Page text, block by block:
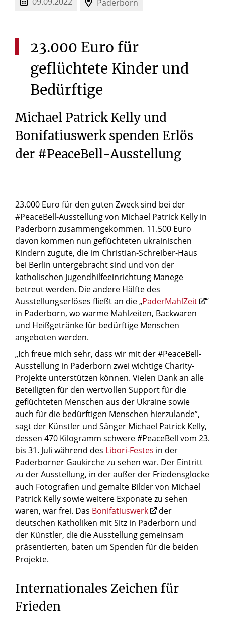
Paderborn
23.000 Euro für
geflüchtete Kinder und
Bedürftige
Michael Patrick Kelly und
Bonifatiuswerk spenden Erlös
der #PeaceBell-Ausstellung
23.000 Euro für den guten Zweck sind bei der
#PeaceBell-Ausstellung von Michael Patrick Kelly in
Paderborn zusammengekommen. 11.500 Euro
davon kommen nun geflüchteten ukrainischen
Kindern zugute, die im Christian-Schreiber-Haus
bei Berlin untergebracht sind und von der
katholischen Jugendhilfeeinrichtung Manege
betreut werden. Die andere Hälfte des
Ausstellungserlöses fließt an die „PaderMahlZeit
“
in Paderborn, wo warme Mahlzeiten, Backwaren
und Heißgetränke für bedürftige Menschen
angeboten werden.
„Ich freue mich sehr, dass wir mit der #PeaceBell-
Ausstellung in Paderborn zwei wichtige Charity-
Projekte unterstützen können. Vielen Dank an alle
Beteiligten für den wertvollen Support für die
geflüchteten Menschen aus der Ukraine sowie
auch für die bedürftigen Menschen hierzulande”,
sagt der Künstler und Sänger Michael Patrick Kelly,
dessen 470 Kilogramm schwere #PeaceBell vom 23.
bis 31. Juli während des Libori-Festes in der
Paderborner Gaukirche zu sehen war. Der Eintritt
zu der Ausstellung, in der außer der Friedensglocke
auch Fotografien und gemalte Bilder von Michael
Patrick Kelly sowie weitere Exponate zu sehen
waren, war frei. Das Bonifatiuswerk
der
deutschen Katholiken mit Sitz in Paderborn und
der Künstler, die die Ausstellung gemeinsam
präsentierten, baten um Spenden für die beiden
Projekte.
Internationales Zeichen für
Frieden